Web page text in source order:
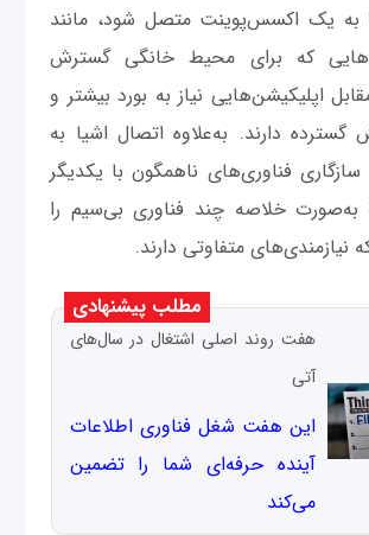
به یک اکسس‌پوینت متصل شود، مانند
که برای محیط خانگی گسترش
اپلیکیشن‌هایی نیاز به بورد بیشتر و
دارند. به‌علاوه اتصال اشیا به
سازگاری فناوری‌های ناهمگون با یکدیگر
است. شکل 3 به‌صورت خلاصه چند فناوری بی‌سیم را
متفاوتی دارند.
مطلب پیشنهادی
هفت روند اصلی اشتغال در سال‌های
آتی
این هفت شغل فناوری اطلاعات
آینده حرفه‌ای شما را تضمین
می‌کند